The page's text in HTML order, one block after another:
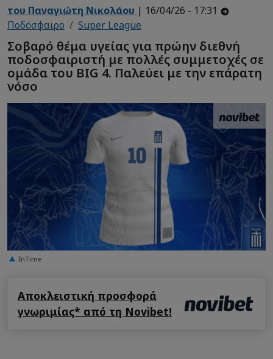
του Παναγιώτη Νικολάου | 16/04/26 - 17:31
Ποδόσφαιρο
Super League
Σοβαρό θέμα υγείας για πρώην διεθνή
ποδοσφαιριστή με πολλές συμμετοχές σε
ομάδα του BIG 4. Παλεύει με την επάρατη
νόσο
InTime
Αποκλειστική προσφορά
γνωριμίας* από τη Novibet!